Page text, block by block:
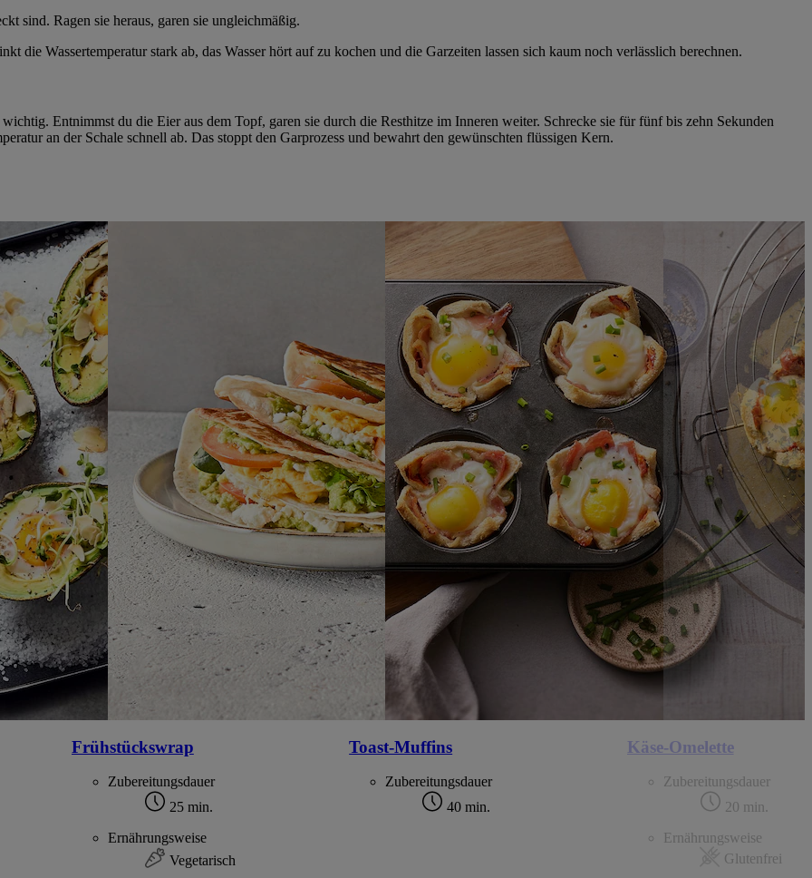
sind. Ragen sie heraus, garen sie ungleichmäßig.
die Wassertemperatur stark ab, das Wasser hört auf zu kochen und die Garzeiten lassen sich kaum noch verlässlich berechnen.
Entnimmst du die Eier aus dem Topf, garen sie durch die Resthitze im Inneren weiter. Schrecke sie für fünf bis zehn Sekunden
an der Schale schnell ab. Das stoppt den Garprozess und bewahrt den gewünschten flüssigen Kern.
Frühstückswrap
Zubereitungsdauer
25 min.
Ernährungsweise
Vegetarisch
Toast-Muffins
Zubereitungsdauer
40 min.
Käse-Omelette
Zubereitungsdauer
20 min.
Ernährungsweise
Glutenfrei